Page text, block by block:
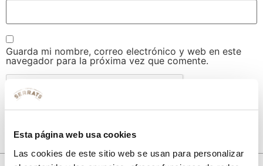
Esta página web usa cookies
Las cookies de este sitio web se usan para personalizar
Guarda mi nombre, correo electrónico y web en este
navegador para la próxima vez que comente.